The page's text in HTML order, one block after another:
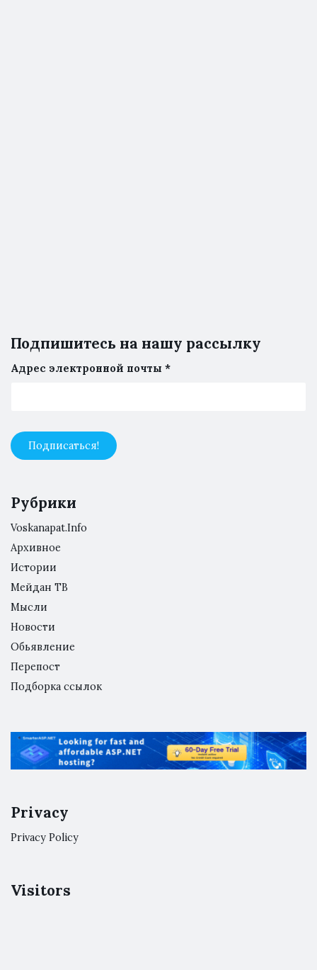
Подпишитесь на нашу рассылку
Адрес электронной почты *
Рубрики
Voskanapat.Info
Архивное
Истории
Мейдан ТВ
Мысли
Новости
Обьявление
Перепост
Подборка ссылок
Privacy
Privacy Policy
Visitors